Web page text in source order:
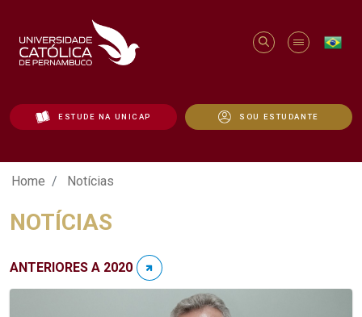
ESTUDE NA UNICAP SOU ESTUDANTE
Notícias - Unicap
Home Notícias
NOTÍCIAS
ANTERIORES A 2020